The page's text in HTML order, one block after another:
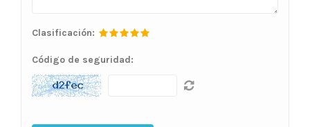
Clasificación:
Código de seguridad: